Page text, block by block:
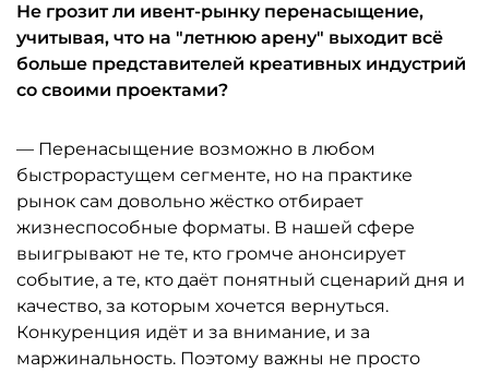
Не грозит ли ивент-рынку перенасыщение,
учитывая, что на "летнюю арену" выходит всё
больше представителей креативных индустрий
со своими проектами?
— Перенасыщение возможно в любом
быстрорастущем сегменте, но на практике
рынок сам довольно жёстко отбирает
жизнеспособные форматы. В нашей сфере
выигрывают не те, кто громче анонсирует
событие, а те, кто даёт понятный сценарий дня и
качество, за которым хочется вернуться.
Конкуренция идёт и за внимание, и за
маржинальность. Поэтому важны не просто